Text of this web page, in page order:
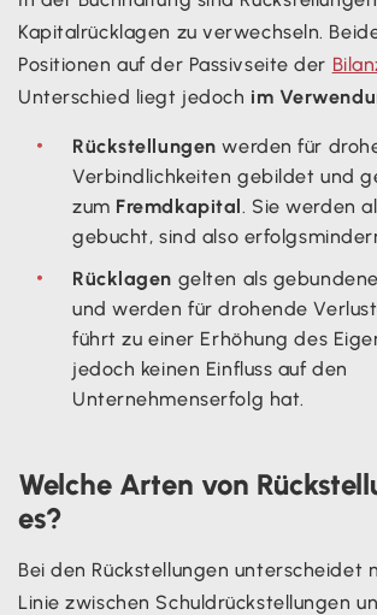
Kapitalrücklagen zu verwechseln.
Positionen auf der Passivseite der
Unterschied liegt jedoch im
Rückstellungen werden für
Verbindlichkeiten gebildet und
zum Fremdkapital. Sie werden
gebucht, sind also
Rücklagen gelten als
und werden für drohende
führt zu einer Erhöhung des
jedoch keinen Einfluss auf den
Unternehmenserfolg hat.
Welche Arten von
es?
Bei den Rückstellungen unterscheidet
Linie zwischen Schuldrückstellungen